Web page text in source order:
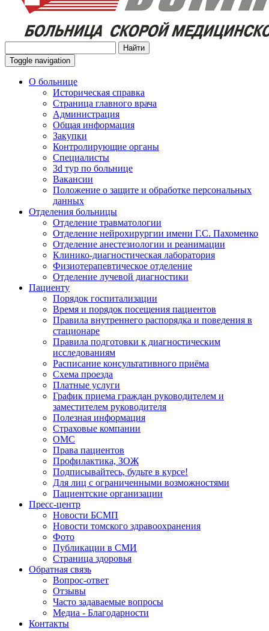
Toggle navigation
О больнице
Историческая справка
Страница главного врача
Администрация
Общая информация
Закупки
Контролирующие органы
Специалисты
3d тур по больнице
Вакансии
Положение о защите и обработке персональных
данных
Отделения больницы
Отделение травматологии
Отделение нейрохирургии имени Г.С. Пахоменко
Отделение анестезиологии и реанимации
Клинико-диагностическая лаборатория
Физиотерапевтическое отделение
Отделение лучевой диагностики
Пациенту
Порядок госпитализации
Время и порядок посещения пациентов
Правила внутреннего распорядка и поведения в
стационаре
Правила подготовки к диагностическим
исследованиям
Расписание консультативного приёма
Схема проезда
Платные услуги
График приема граждан руководителем и
заместителем руководителя
Полезная информация
Страховые компании
ОМС
Права пациентов
Профилактика, ЗОЖ
Подписывайтесь, будьте в курсе!
Для лиц с ограниченными возможностями
Пациентские организации
Пресс-центр
Новости БСМП
Новости томского здравоохранения
Фото
Публикации в СМИ
Страница здоровья
Обратная связь
Вопрос-ответ
Отзывы
Часто задаваемые вопросы
Медиа - Благодарности
Контакты